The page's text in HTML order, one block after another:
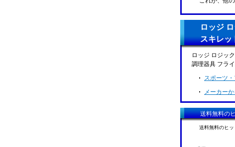
ロッジ
スキレッ
ロッジ ロジッ
調理器具 フラ
スポーツ
メーカー
送料無料の
送料無料のヒ